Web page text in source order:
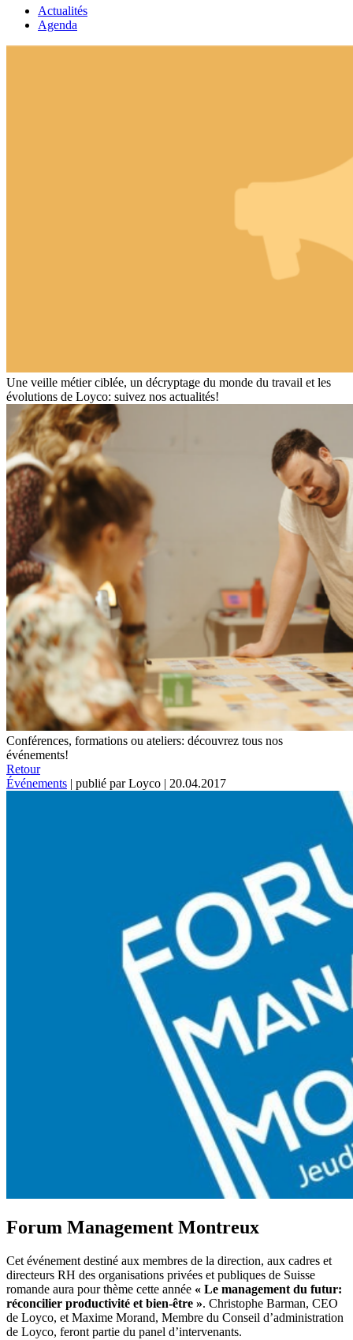
Actualités
Agenda
Une veille métier ciblée, un décryptage du monde du travail et les
évolutions de Loyco: suivez nos actualités!
Conférences, formations ou ateliers: découvrez tous nos
événements!
Retour
Événements | publié par Loyco | 20.04.2017
Forum Management Montreux
Cet événement destiné aux membres de la direction, aux cadres et
directeurs RH des organisations privées et publiques de Suisse
romande aura pour thème cette année « Le management du futur:
réconcilier productivité et bien-être ». Christophe Barman, CEO
de Loyco, et Maxime Morand, Membre du Conseil d’administration
de Loyco, feront partie du panel d’intervenants.